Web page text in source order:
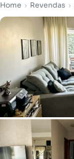
Home › Revendas ›